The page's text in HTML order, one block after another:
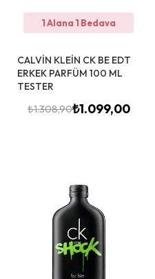
1 Alana 1 Bedava
CALVİN KLEİN CK BE EDT
ERKEK PARFÜM 100 ML
TESTER
₺1.308,90₺1.099,00